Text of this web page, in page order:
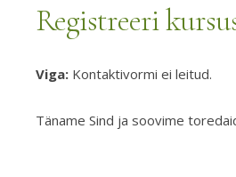
Registreeri
Viga: Kontaktivormi ei leitud.
Täname Sind ja soovime